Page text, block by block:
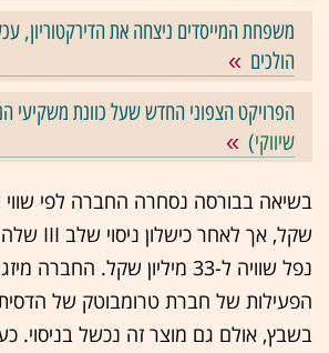
משפחת המייסדים ניצחה את הדירקטוריון,
הולכים
הפרויקט הצפוני החדש שעל כוונת משקיעי
שיווקי)
נפל שוויה ל-33 מיליון שקל.
הפעילות של חברת טרומבוטק של
בשבץ, אולם גם מוצר זה נכשל בניסוי.